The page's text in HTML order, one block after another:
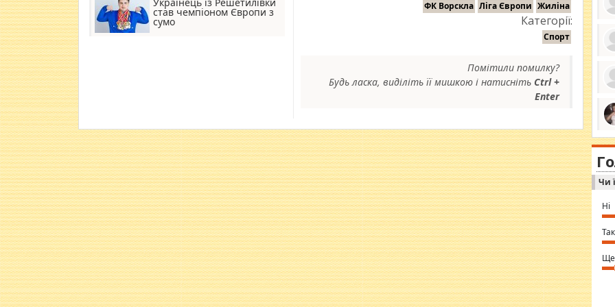
став чемпіоном Європи з
сумо
ФК Ворскла Ліга Європи Жиліна
Категорії:
Спорт
Помітили помилку?
Будь ласка, виділіть її мишкою і натисніть Ctrl +
Enter
за
ми
in
⇒
Чи
Ні
Так
Ще